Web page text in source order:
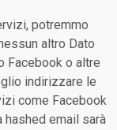
potremmo
altro Dato
Facebook o altre
indirizzare le
come Facebook
hashed email sarà